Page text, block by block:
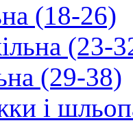
(18-26)
(23-
(29-38)
і